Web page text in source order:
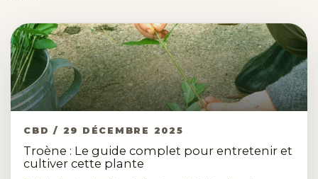
CBD / 29 DÉCEMBRE 2025
Troène : Le guide complet pour entretenir et
cultiver cette plante